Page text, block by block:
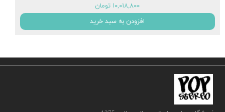
۱۰,۰۱۸,۸۰۰ تومان
افزودن به سبد خرید